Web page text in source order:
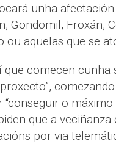
unha
Gondomil, Froxán,
ou aquelas que se
que comecen cunha
“conseguir o
que a
por via